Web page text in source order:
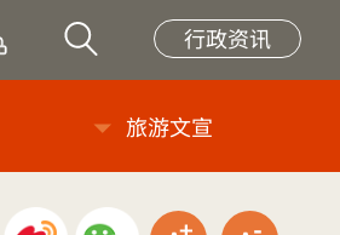
网站导览 站内搜索行政资讯
旅游文宣
微博分享微信分享放大字级